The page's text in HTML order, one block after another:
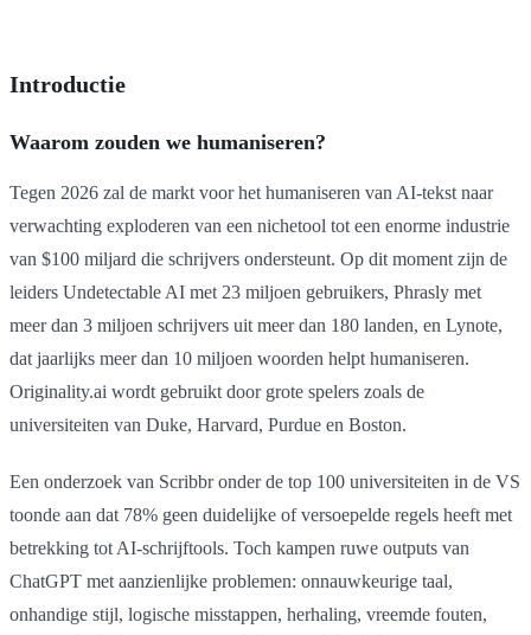
Introductie
Waarom zouden we humaniseren?
Tegen 2026 zal de markt voor het humaniseren van AI-tekst naar
verwachting exploderen van een nichetool tot een enorme industrie
van $100 miljard die schrijvers ondersteunt. Op dit moment zijn de
leiders Undetectable AI met 23 miljoen gebruikers, Phrasly met
meer dan 3 miljoen schrijvers uit meer dan 180 landen, en Lynote,
dat jaarlijks meer dan 10 miljoen woorden helpt humaniseren.
Originality.ai wordt gebruikt door grote spelers zoals de
universiteiten van Duke, Harvard, Purdue en Boston.
Een onderzoek van Scribbr onder de top 100 universiteiten in de VS
toonde aan dat 78% geen duidelijke of versoepelde regels heeft met
betrekking tot AI-schrijftools. Toch kampen ruwe outputs van
ChatGPT met aanzienlijke problemen: onnauwkeurige taal,
onhandige stijl, logische misstappen, herhaling, vreemde fouten,